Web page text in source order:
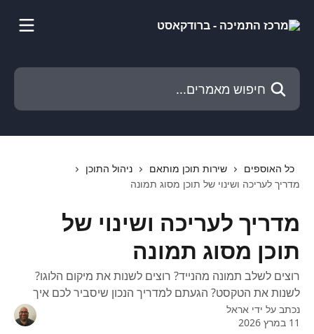
חיפוש מאמרים...
כל האוספים שירות תוכן מותאם
ניהול התוכן
מדריך לעריכה ושינוי של תוכן מסוג תמונה
מדריך לעריכה ושינוי של
תוכן מסוג תמונה
רוצים לשלב תמונה מהנייד? רוצים לשנות את מיקום הלוגו?
לשנות את הטקסט? הגעתם למדריך הנכון שיסביר לכם איך
נכתב על ידי אראל
11 במרץ 2026